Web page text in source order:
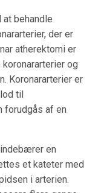
behandle
der er
atherektomi er
og
Koronararterier er
til
forudgås af en
en
et kateter med
i arterien.